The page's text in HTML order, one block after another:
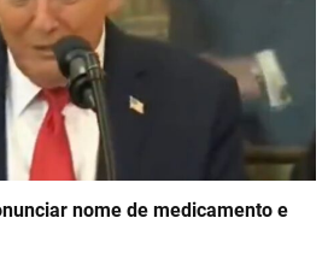
nome de medicamento e